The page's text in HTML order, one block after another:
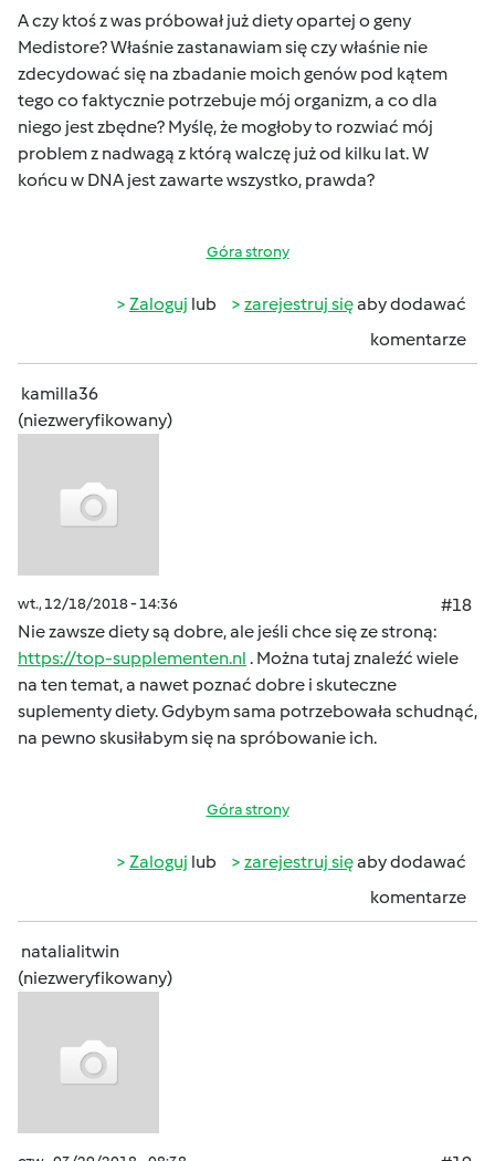
A czy ktoś z was próbował już diety opartej o geny
Medistore? Właśnie zastanawiam się czy właśnie nie
zdecydować się na zbadanie moich genów pod kątem
tego co faktycznie potrzebuje mój organizm, a co dla
niego jest zbędne? Myślę, że mogłoby to rozwiać mój
problem z nadwagą z którą walczę już od kilku lat. W
końcu w DNA jest zawarte wszystko, prawda?
Góra strony
Zaloguj lub zarejestruj sięaby dodawać
komentarze
kamilla36
(niezweryfikowany)
wt., 12/18/2018 - 14:36
#18
Nie zawsze diety są dobre, ale jeśli chce się ze stroną:
https://top-supplementen.nl . Można tutaj znaleźć wiele
na ten temat, a nawet poznać dobre i skuteczne
suplementy diety. Gdybym sama potrzebowała schudnąć,
na pewno skusiłabym się na spróbowanie ich.
Góra strony
Zaloguj lub zarejestruj sięaby dodawać
komentarze
natalialitwin
(niezweryfikowany)